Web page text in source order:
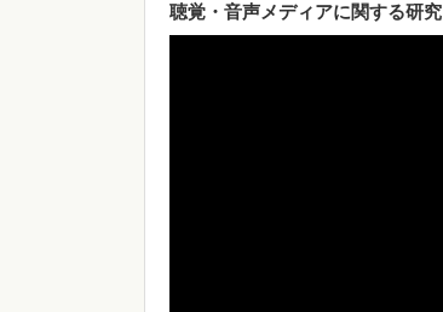
聴覚・音声メディアに関する研究